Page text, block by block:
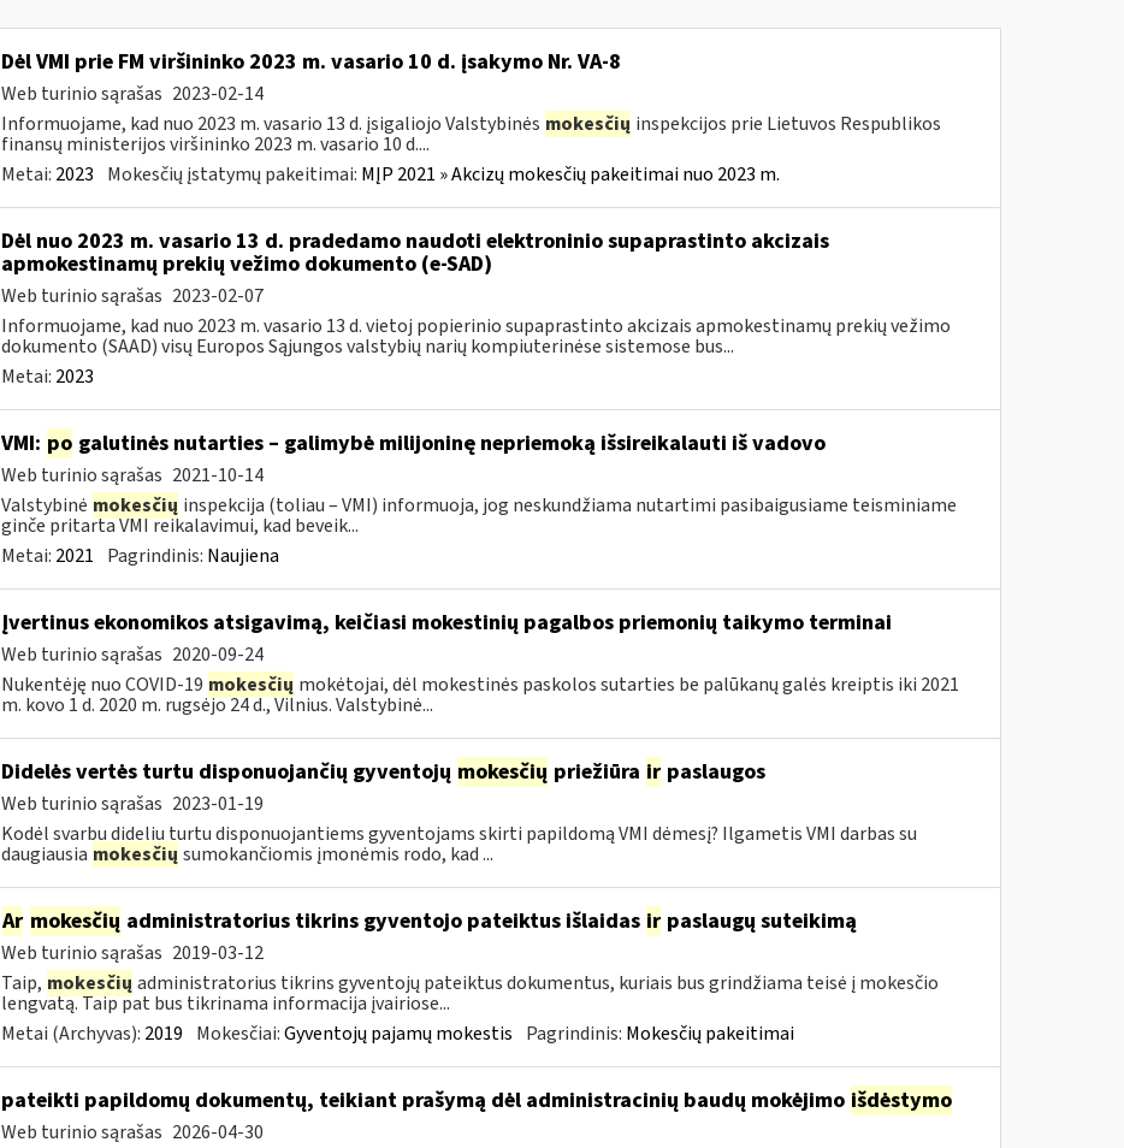
Dėl VMI prie FM viršininko 2023 m. vasario 10 d. įsakymo Nr. VA-8
Web turinio sąrašas 2023-02-14
Informuojame, kad nuo 2023 m. vasario 13 d. įsigaliojo Valstybinės mokesčių inspekcijos prie Lietuvos Respublikos
finansų ministerijos viršininko 2023 m. vasario 10 d....
Metai: 2023 Mokesčių įstatymų pakeitimai: MĮP 2021 » Akcizų mokesčių pakeitimai nuo 2023 m.
Dėl nuo 2023 m. vasario 13 d. pradedamo naudoti elektroninio supaprastinto akcizais
apmokestinamų prekių vežimo dokumento (e-SAD)
Web turinio sąrašas 2023-02-07
Informuojame, kad nuo 2023 m. vasario 13 d. vietoj popierinio supaprastinto akcizais apmokestinamų prekių vežimo
dokumento (SAAD) visų Europos Sąjungos valstybių narių kompiuterinėse sistemose bus...
Metai: 2023
VMI: po galutinės nutarties – galimybė milijoninę nepriemoką išsireikalauti iš vadovo
Web turinio sąrašas 2021-10-14
Valstybinė mokesčių inspekcija (toliau – VMI) informuoja, jog neskundžiama nutartimi pasibaigusiame teisminiame
ginče pritarta VMI reikalavimui, kad beveik...
Metai: 2021 Pagrindinis: Naujiena
Įvertinus ekonomikos atsigavimą, keičiasi mokestinių pagalbos priemonių taikymo terminai
Web turinio sąrašas 2020-09-24
Nukentėję nuo COVID-19 mokesčių mokėtojai, dėl mokestinės paskolos sutarties be palūkanų galės kreiptis iki 2021
m. kovo 1 d. 2020 m. rugsėjo 24 d., Vilnius. Valstybinė...
Didelės vertės turtu disponuojančių gyventojų mokesčių priežiūra irpaslaugos
Web turinio sąrašas 2023-01-19
Kodėl svarbu dideliu turtu disponuojantiems gyventojams skirti papildomą VMI dėmesį? Ilgametis VMI darbas su
daugiausia mokesčių sumokančiomis įmonėmis rodo, kad ...
Ar mokesčių administratorius tikrins gyventojo pateiktus išlaidas irpaslaugų suteikimą
Web turinio sąrašas 2019-03-12
Taip, mokesčių administratorius tikrins gyventojų pateiktus dokumentus, kuriais bus grindžiama teisė į mokesčio
lengvatą. Taip pat bus tikrinama informacija įvairiose...
Metai (Archyvas): 2019 Mokesčiai:Gyventojų pajamų mokestis Pagrindinis: Mokesčių pakeitimai
pateikti papildomų dokumentų, teikiant prašymą dėl administracinių baudų mokėjimo išdėstymo
Web turinio sąrašas 2026-04-30